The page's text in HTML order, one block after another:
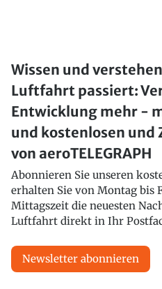
Wissen und
Luftfahrt passiert:
Entwicklung mehr -
und kostenlosen und
von aeroTELEGRAPH
Abonnieren Sie unseren
erhalten Sie von Montag bis
Mittagszeit die neuesten
Luftfahrt direkt in Ihr
Newsletter abonnieren